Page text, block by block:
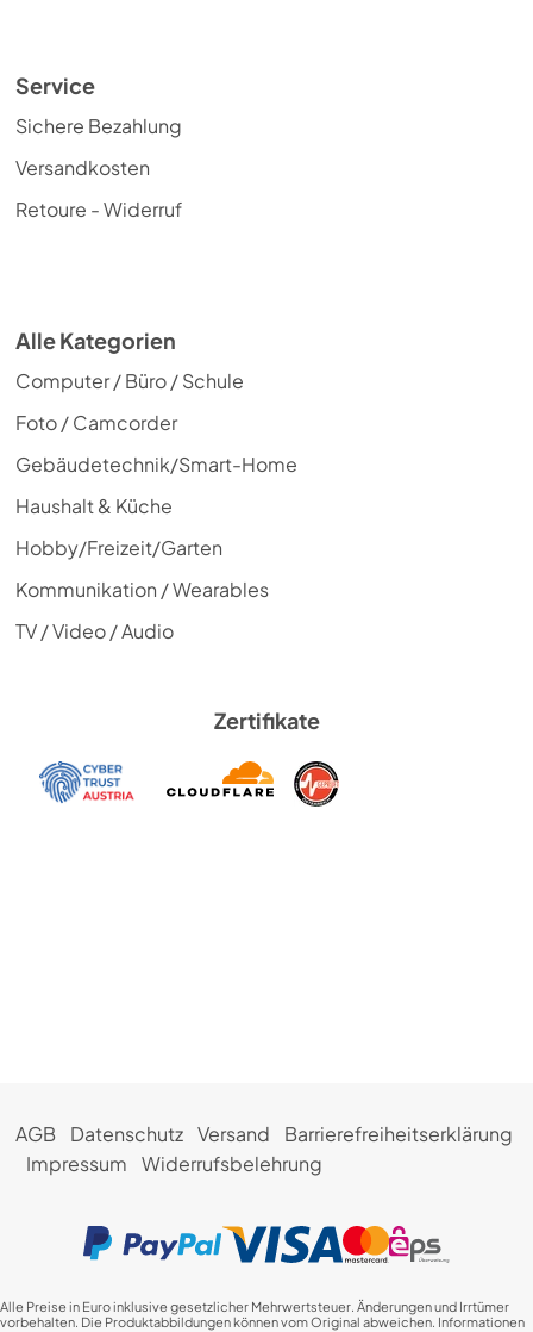
Service
Sichere Bezahlung
Versandkosten
Retoure - Widerruf
Alle Kategorien
Computer / Büro / Schule
Foto / Camcorder
Gebäudetechnik/Smart-Home
Haushalt & Küche
Hobby/Freizeit/Garten
Kommunikation / Wearables
TV / Video / Audio
Zertifikate
AGB Datenschutz Versand
Barrierefreiheitserklärung
Impressum
Widerrufsbelehrung
Alle Preise in Euro inklusive gesetzlicher Mehrwertsteuer. Änderungen und Irrtümer
vorbehalten. Die Produktabbildungen können vom Original abweichen. Informationen